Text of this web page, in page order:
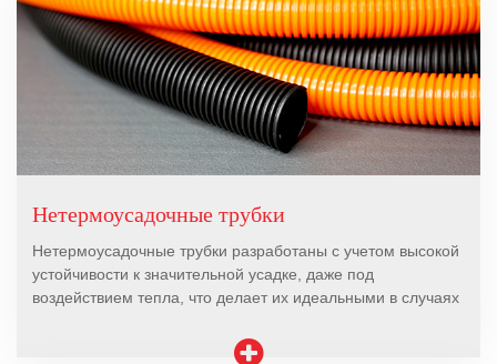
Нетермоусадочные трубки
Нетермоусадочные трубки разработаны с учетом высокой
устойчивости к значительной усадке, даже под
воздействием тепла, что делает их идеальными в случаях